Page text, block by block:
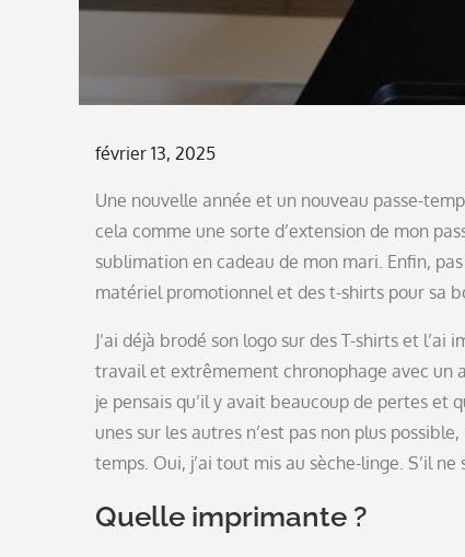
Posted
février 13, 2025
Une nouvelle année et un nouveau passe-
cela comme une sorte d’extension de mon
sublimation en cadeau de mon mari. Enfin,
matériel promotionnel et des t-shirts pour sa
J’ai déjà brodé son logo sur des T-shirts et
travail et extrêmement chronophage avec un
je pensais qu’il y avait beaucoup de pertes et
unes sur les autres n’est pas non plus
temps. Oui, j’ai tout mis au sèche-linge. S’il
Quelle imprimante ?